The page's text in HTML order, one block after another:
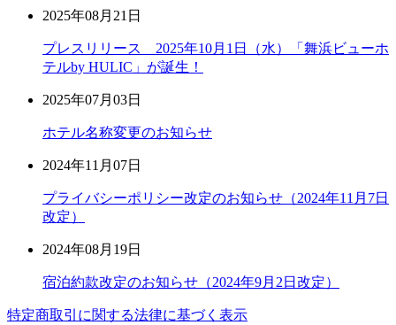
2025年08月21日
プレスリリース 2025年10月1日（水）「舞浜ビューホ
テルby HULIC」が誕生！
2025年07月03日
ホテル名称変更のお知らせ
2024年11月07日
プライバシーポリシー改定のお知らせ（2024年11月7日
改定）
2024年08月19日
宿泊約款改定のお知らせ（2024年9月2日改定）
特定商取引に関する法律に基づく表示